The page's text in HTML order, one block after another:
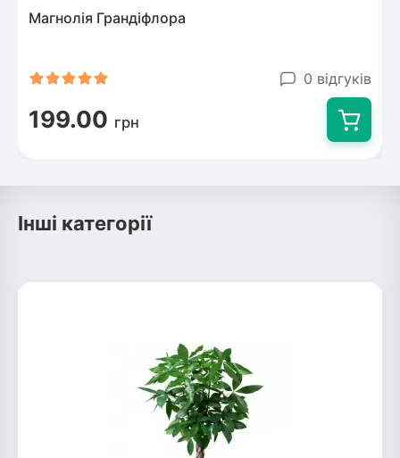
Магнолія Грандіфлора
0 відгуків
199.00 грн
Інші категорії